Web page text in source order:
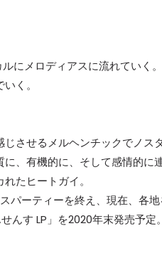
にメロディアスに流れていく。
く。
させるメルヘンチックでノス
、有機的に、そして感情的に
たヒートガイ。
パーティーを終え、現在、各地
んす LP」を2020年末発売予定。